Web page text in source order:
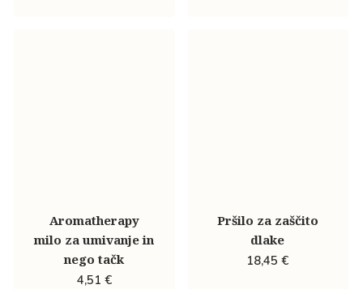
Aromatherapy
milo za umivanje in
nego tačk
4,51 €
Pršilo za zaščito
dlake
18,45€